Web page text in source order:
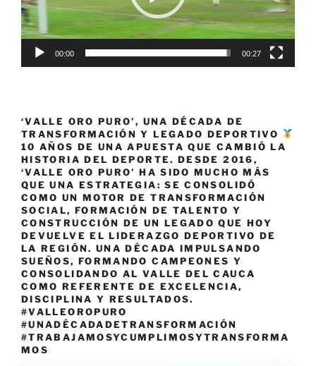
Convocatoria
Escuela
de
Valle»
00:00 00:27
‘VALLE ORO PURO’, UNA DÉCADA DE
TRANSFORMACIÓN Y LEGADO DEPORTIVO
10 AÑOS DE UNA APUESTA QUE CAMBIÓ LA
HISTORIA DEL DEPORTE. DESDE 2016,
‘VALLE ORO PURO’ HA SIDO MUCHO MÁS
QUE UNA ESTRATEGIA: SE CONSOLIDÓ
COMO UN MOTOR DE TRANSFORMACIÓN
SOCIAL, FORMACIÓN DE TALENTO Y
CONSTRUCCIÓN DE UN LEGADO QUE HOY
DEVUELVE EL LIDERAZGO DEPORTIVO DE
LA REGIÓN. UNA DÉCADA IMPULSANDO
SUEÑOS, FORMANDO CAMPEONES Y
CONSOLIDANDO AL VALLE DEL CAUCA
COMO REFERENTE DE EXCELENCIA,
DISCIPLINA Y RESULTADOS.
#VALLEOROPURO
#UNADÉCADADETRANSFORMACIÓN
#TRABAJAMOSYCUMPLIMOSYTRANSFORMA
MOS